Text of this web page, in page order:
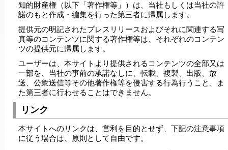
知的財産権（以下「著作権等」）は、当社もしくは当社の許
諾のもと作成・編集を行った第三者に帰属します。
提供元の明記されたプレスリリースおよびそれに関連する写
真等のコンテンツに関する著作権等は、それぞれのコンテン
ツの提供元に帰属します。
ユーザーは、本サイトより提供されるコンテンツの全部又は
一部を、当社の事前の承諾なしに、転載、複製、出版、放
送、公衆送信等その他著作権等を侵害する行為行うこと、ま
た第三者に行わせることはできません。
リンク
本サイトへのリンクは、営利を目的とせず、下記の注意事項
に従う場合は、原則として自由です。